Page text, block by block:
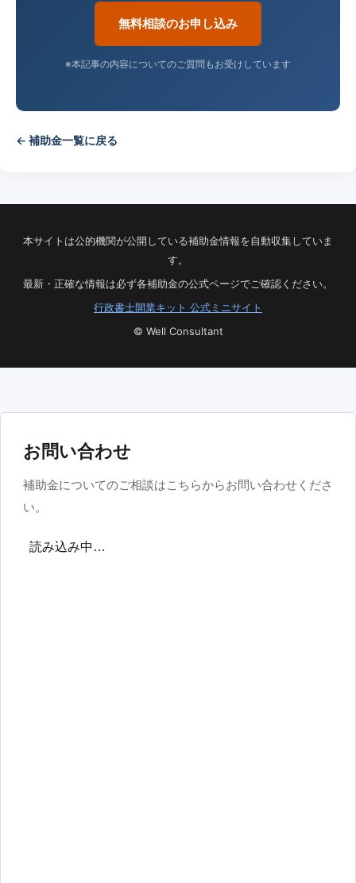
無料相談のお申し込み
※本記事の内容についてのご質問もお受けしています
← 補助金一覧に戻る
本サイトは公的機関が公開している補助金情報を自動収集していま
す。
最新・正確な情報は必ず各補助金の公式ページでご確認ください。
行政書士開業キット 公式ミニサイト
© Well Consultant
お問い合わせ
補助金についてのご相談はこちらからお問い合わせくださ
い。